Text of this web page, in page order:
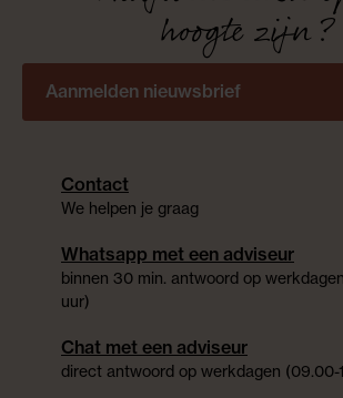
hoogte zijn?
Aanmelden nieuwsbrief
Contact
We helpen je graag
Whatsapp met een adviseur
binnen 30 min. antwoord op
uur)
Chat met een adviseur
direct antwoord op werkdagen (09.00-